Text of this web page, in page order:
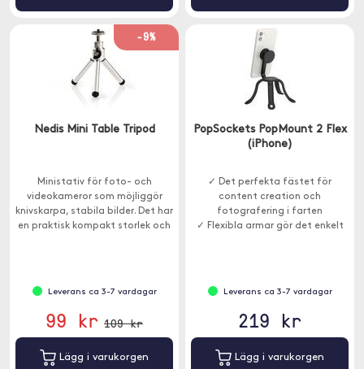
-9%
Nedis Mini Table Tripod
Ministativ för foto- och
videokameror som möjliggör
knivskarpa, stabila bilder. Det har
en praktisk kompakt storlek och
Leverans ca 3-7 vardagar
99 kr 109 kr
Lägg i varukorgen
PopSockets PopMount 2 Flex
(iPhone)
✓ Det perfekta fästet för
content creation och
fotografering i farten
✓ Flexibla armar gör det enkelt
Leverans ca 3-7 vardagar
219 kr
Lägg i varukorgen